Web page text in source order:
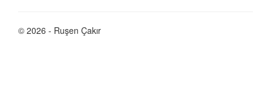
© 2026 - Ruşen Çakır